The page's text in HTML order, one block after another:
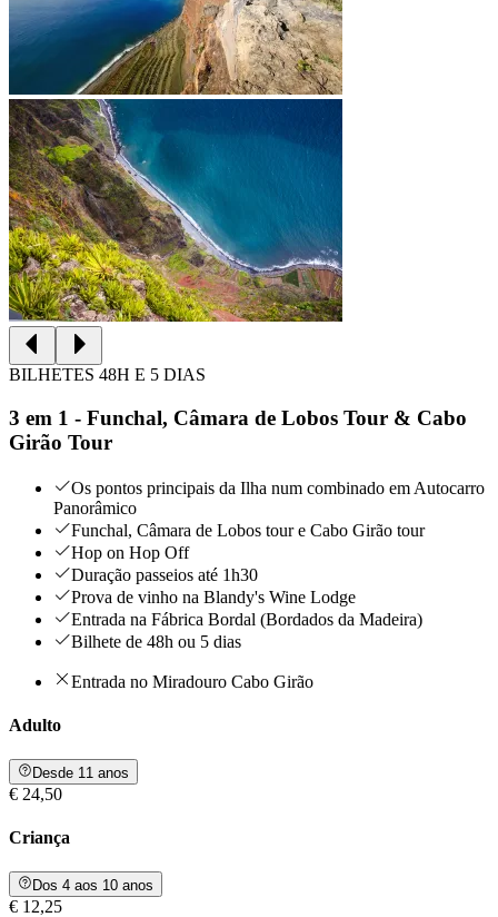
BILHETES 48H E 5 DIAS
3 em 1 - Funchal, Câmara de Lobos Tour & Cabo
Girão Tour
Os pontos principais da Ilha num combinado em Autocarro
Panorâmico
Funchal, Câmara de Lobos tour e Cabo Girão tour
Hop on Hop Off
Duração passeios até 1h30
Prova de vinho na Blandy's Wine Lodge
Entrada na Fábrica Bordal (Bordados da Madeira)
Bilhete de 48h ou 5 dias
Entrada no Miradouro Cabo Girão
Adulto
Desde 11 anos
€ 24,50
Criança
Dos 4 aos 10 anos
€ 12,25